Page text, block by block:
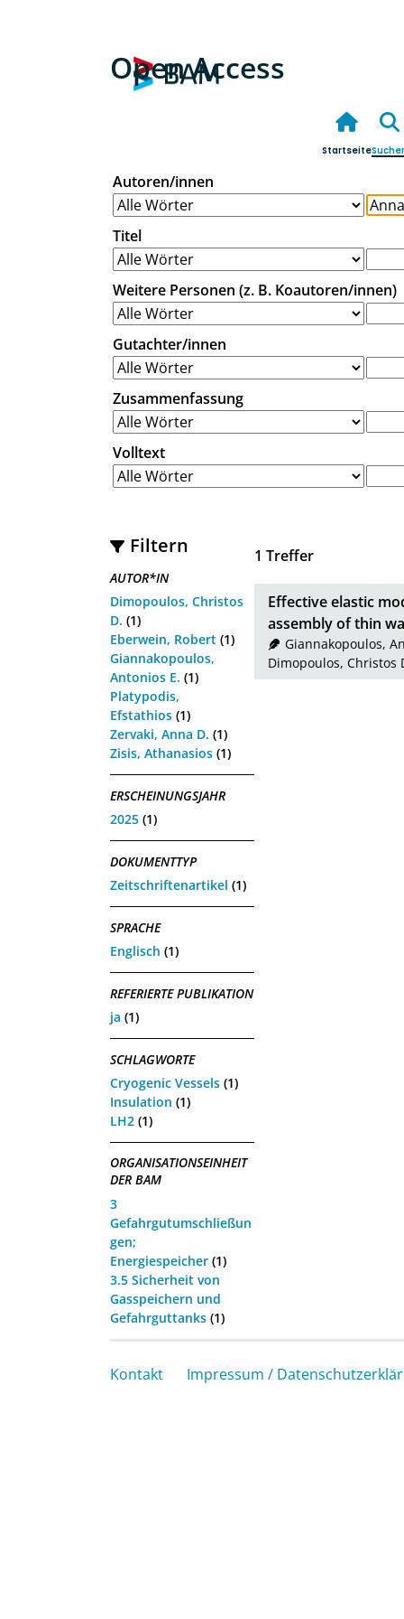
Open Access
Startseite
Autoren/innen
Titel
Weitere Personen (z. B. Koautoren/innen)
Gutachter/innen
Zusammenfassung
Volltext
Filtern
AUTOR*IN
Dimopoulos, Christos
D. (1)
Eberwein, Robert (1)
Giannakopoulos,
Antonios E. (1)
Platypodis,
Efstathios (1)
Zervaki, Anna D. (1)
Zisis, Athanasios (1)
ERSCHEINUNGSJAHR
2025 (1)
DOKUMENTTYP
Zeitschriftenartikel (1)
SPRACHE
Englisch (1)
REFERIERTE PUBLIKATION
ja (1)
SCHLAGWORTE
Cryogenic Vessels (1)
Insulation (1)
LH2 (1)
ORGANISATIONSEINHEIT
DER BAM
3
Gefahrgutumschließun
gen;
Energiespeicher (1)
3.5 Sicherheit von
Gasspeichern und
Gefahrguttanks (1)
1 Treffer
Effective elastic
assembly of thin
Giannakopoulos,
Dimopoulos, Christos
Kontakt Impressum /